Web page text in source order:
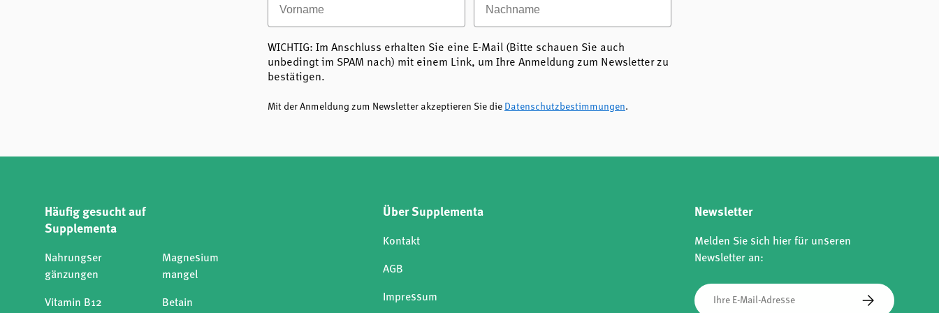
WICHTIG: Im Anschluss erhalten Sie eine E-Mail (Bitte schauen Sie auch
unbedingt im SPAM nach) mit einem Link, um Ihre Anmeldung zum Newsletter zu
bestätigen.
Mit der Anmeldung zum Newsletter akzeptieren Sie die Datenschutzbestimmungen.
Häufig gesucht auf
Supplementa
Nahrungser
gänzungen
Vitamin B12
Magnesium
mangel
Betain
Über Supplementa
Kontakt
AGB
Impressum
Newsletter
Melden Sie sich hier für unseren
Newsletter an:
E-Mail
Abonnieren